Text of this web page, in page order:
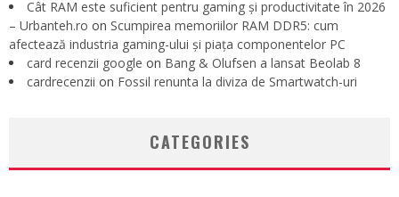
Cât RAM este suficient pentru gaming și productivitate în 2026
– Urbanteh.ro on Scumpirea memoriilor RAM DDR5: cum
afectează industria gaming-ului și piața componentelor PC
card recenzii google on Bang & Olufsen a lansat Beolab 8
cardrecenzii on Fossil renunta la diviza de Smartwatch-uri
CATEGORIES